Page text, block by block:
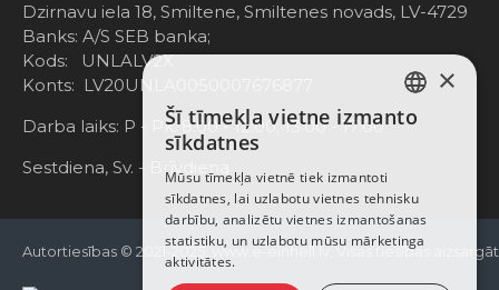
Dzirnavu iela 18, Smiltene, Smiltenes novads, LV-4729
Banks: A/S SEB banka;
Kods: UNLALV2X
Konts: LV20UNLA0050007676877
Darba laiks: P - Pk. 8:00 - 12:00; 13:00 - 17:00
Sestdiena, Sv. - Brīvdiena
Autortiesības © 2021-2025, www.e-einhell.lv, Visas tiesības
LATVIAN
ENGLISH
×
Šī tīmekļa vietne izmanto
sīkdatnes
Mūsu tīmekļa vietnē tiek izmantoti
sīkdatnes, lai uzlabotu vietnes tehnisku
darbību, analizētu vietnes izmantošanas
statistiku, un uzlabotu mūsu mārketinga
aktivitātes.